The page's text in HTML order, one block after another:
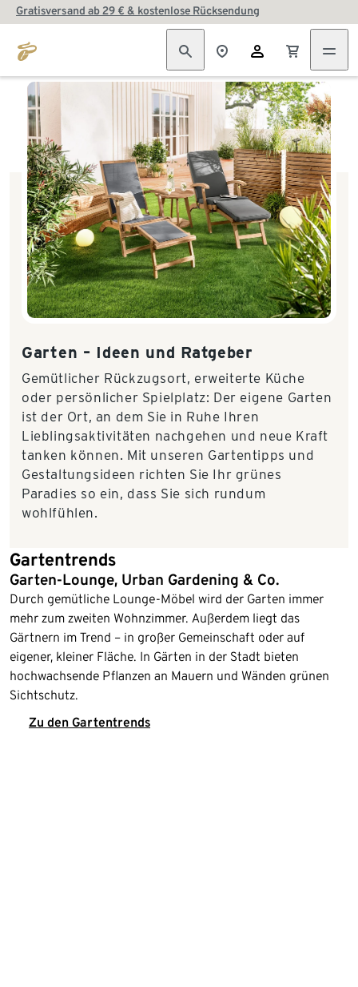
Gratisversand ab 29 € & kostenlose Rücksendung
Garten – Ideen und Ratgeber
Gemütlicher Rückzugsort, erweiterte Küche
oder persönlicher Spielplatz: Der eigene Garten
ist der Ort, an dem Sie in Ruhe Ihren
Lieblingsaktivitäten nachgehen und neue Kraft
tanken können. Mit unseren Gartentipps und
Gestaltungsideen richten Sie Ihr grünes
Paradies so ein, dass Sie sich rundum
wohlfühlen.
Gartentrends
Garten-Lounge, Urban Gardening & Co.
Durch gemütliche Lounge-Möbel wird der Garten immer
mehr zum zweiten Wohnzimmer. Außerdem liegt das
Gärtnern im Trend – in großer Gemeinschaft oder auf
eigener, kleiner Fläche. In Gärten in der Stadt bieten
hochwachsende Pflanzen an Mauern und Wänden grünen
Sichtschutz.
Zu den Gartentrends